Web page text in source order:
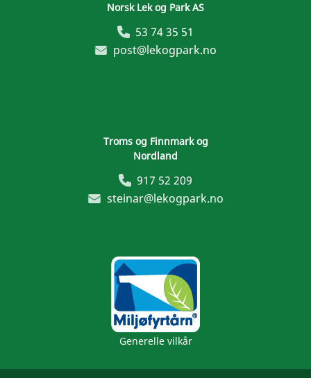
Norsk Lek og Park AS
53 74 35 51
post@lekogpark.no
Troms og Finnmark og
Nordland
917 52 209
steinar@lekogpark.no
Generelle vilkår